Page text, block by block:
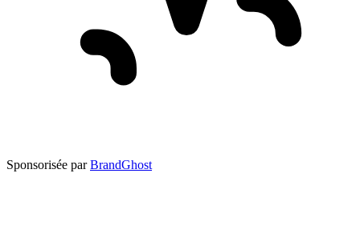
Sponsorisée par BrandGhost